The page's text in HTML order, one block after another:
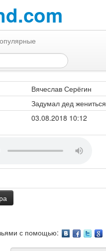
Вячеслав Серёгин
Задумал дед жениться
03.08.2018 10:12
с помощью: